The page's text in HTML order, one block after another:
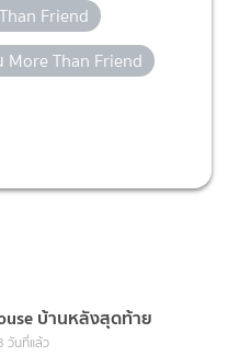
Friend
More Than Friend
บ้านหลังสุดท้าย
วันที่แล้ว